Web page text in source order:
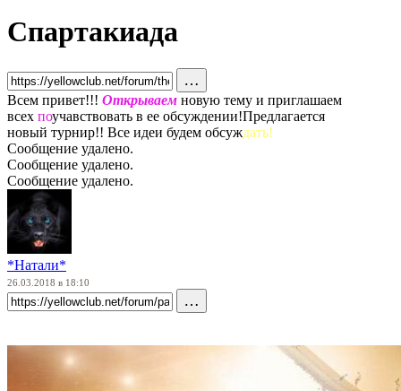
Спартакиада
…
Всем привет!!! Открываем новую тему и приглашаем
всех поучавствовать в ее обсуждении!Предлагается
новый турнир!! Все идеи будем обсуждать!
Сообщение удалено.
Сообщение удалено.
Сообщение удалено.
*Натали*
26.03.2018 в 18:10
…